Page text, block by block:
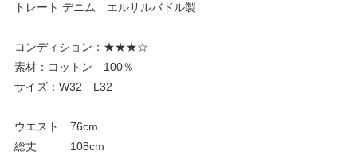
トレート デニム エルサルバドル製
コンディション：★★★☆
素材：コットン 100％
サイズ：W32 L32
ウエスト 76cm
総丈 108cm